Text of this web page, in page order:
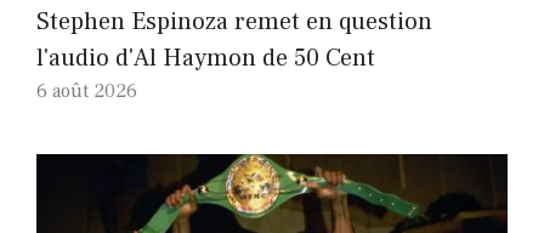
Stephen Espinoza remet en question
l'audio d'Al Haymon de 50 Cent
6 août 2026